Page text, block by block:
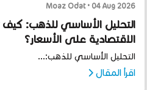
Moaz Odat • 04 Aug 2026
التحليل الأساسي للذهب: كيف
الاقتصادية على الأسعار؟
التحليل الأساسي للذهب:...
اقرأ المقال